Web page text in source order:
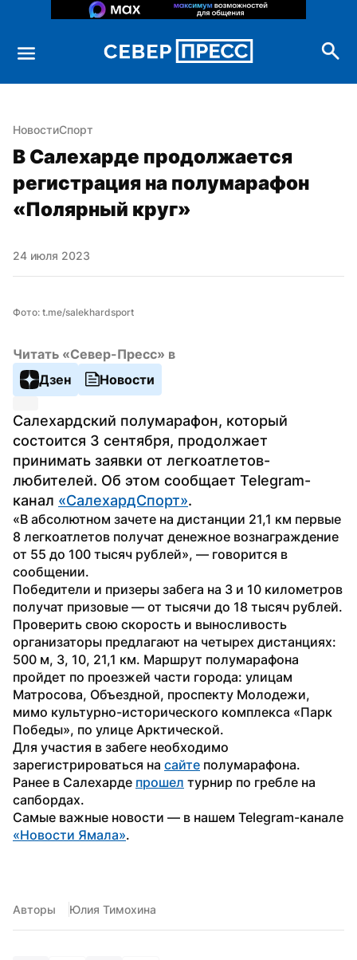
НовостиСпорт
В Салехарде продолжается
регистрация на полумарафон
«Полярный круг»
24 июля 2023
Фото: t.me/salekhardsport
Читать «Север-Пресс» в
Дзен
Новости
Салехардский полумарафон, который
состоится 3 сентября, продолжает
принимать заявки от легкоатлетов-
любителей. Об этом сообщает Telegram-
канал «СалехардСпорт».
«В абсолютном зачете на дистанции 21,1 км первые
8 легкоатлетов получат денежное вознаграждение
от 55 до 100 тысяч рублей», — говорится в
сообщении.
Победители и призеры забега на 3 и 10 километров
получат призовые — от тысячи до 18 тысяч рублей.
Проверить свою скорость и выносливость
организаторы предлагают на четырех дистанциях:
500 м, 3, 10, 21,1 км. Маршрут полумарафона
пройдет по проезжей части города: улицам
Матросова, Объездной, проспекту Молодежи,
мимо культурно-исторического комплекса «Парк
Победы», по улице Арктической.
Для участия в забеге необходимо
зарегистрироваться на сайте полумарафона.
Ранее в Салехарде прошел турнир по гребле на
сапбордах.
«Новости Ямала».
Авторы Юлия Тимохина